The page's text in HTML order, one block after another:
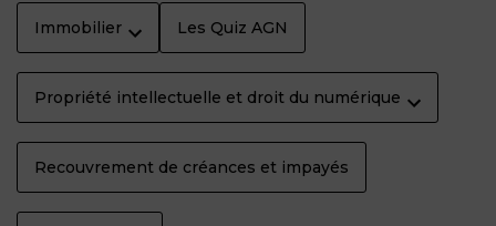
Immobilier Les Quiz AGN
Propriété intellectuelle et droit du numérique
Recouvrement de créances et impayés